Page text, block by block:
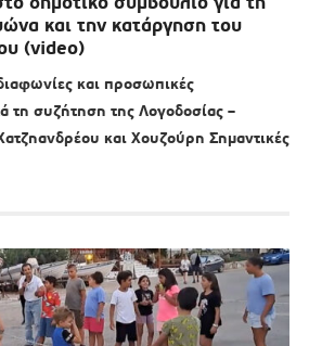
και την κατάργηση του
(video)
και προσωπικές
τη συζήτηση της Λογοδοσίας –
και Χουζούρη Σημαντικές